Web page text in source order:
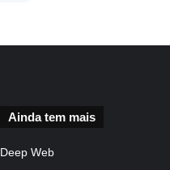
Ainda tem mais
Deep Web